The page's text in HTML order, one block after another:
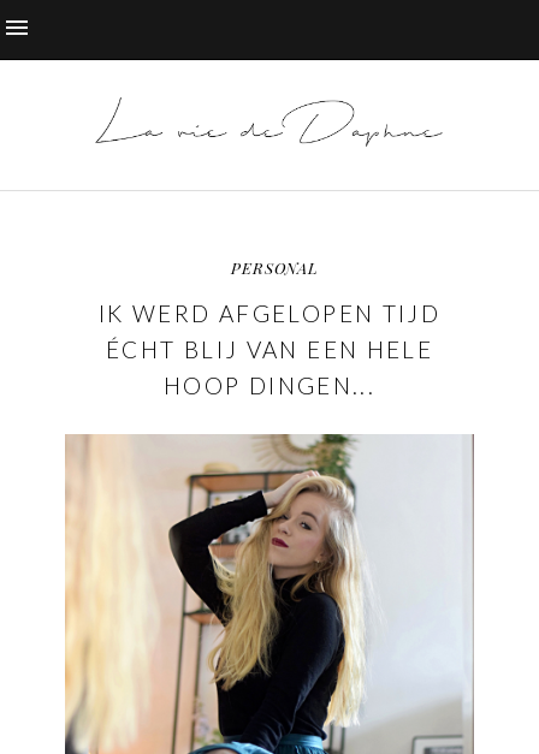
PERSONAL
IK WERD AFGELOPEN TIJD
ÉCHT BLIJ VAN EEN HELE
HOOP DINGEN...